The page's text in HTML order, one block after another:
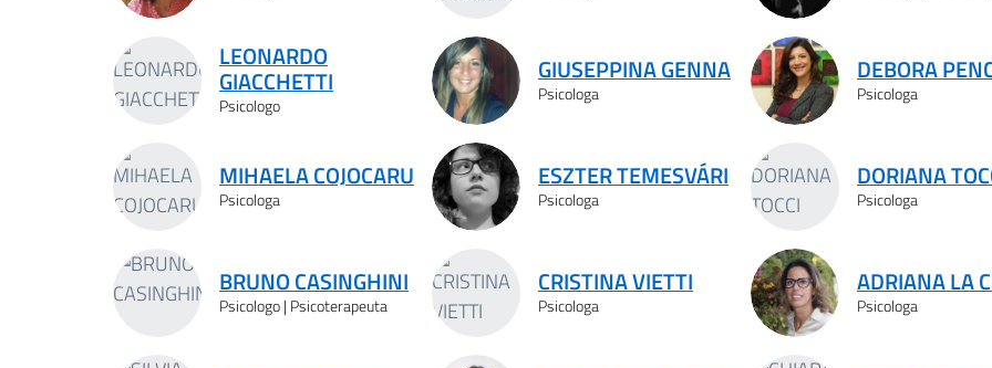
LEONARDO
GIACCHETTI
Psicologo
GIUSEPPINA GENNA
Psicologa
DEBORA
Psicologa
MIHAELA COJOCARU
Psicologa
ESZTER TEMESVÁRI
Psicologa
DORIANA
Psicologa
BRUNO CASINGHINI
Psicologo | Psicoterapeuta
CRISTINA VIETTI
Psicologa
ADRIANA LA
Psicologa